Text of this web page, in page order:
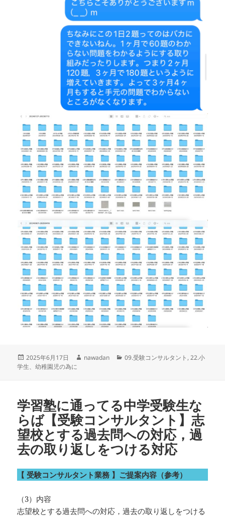
投
稿
2025年6月17日
作
nawadan
カ
09.受験コンサルタント ,22.小
学生、幼稚園児の為に
学習塾に通ってる中学受験生な
らば【受験コンサルタント】志
望校とする過去問への対応，過
去の取り返しをつける対応
【 受験コンサルタント業務 】ご提案内容（参考）
（3）内容
志望校とする過去問への対応，過去の取り返しをつける